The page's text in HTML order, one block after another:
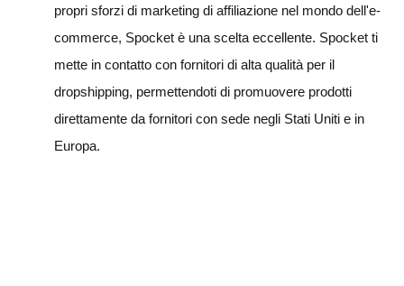
propri sforzi di marketing di affiliazione nel mondo dell'e-
commerce, Spocket è una scelta eccellente. Spocket ti
mette in contatto con fornitori di alta qualità per il
dropshipping, permettendoti di promuovere prodotti
direttamente da fornitori con sede negli Stati Uniti e in
Europa.